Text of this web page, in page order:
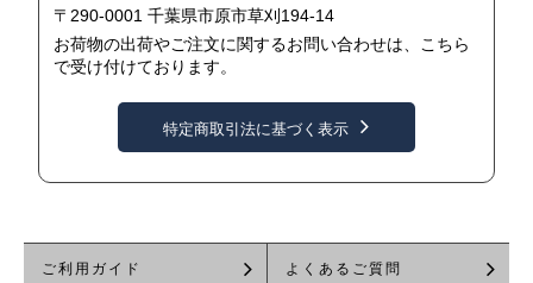
〒290-0001 千葉県市原市草刈194-14
お荷物の出荷やご注文に関するお問い合わせは、こちら
で受け付けております。
特定商取引法に基づく表示
ご利用ガイド よくあるご質問